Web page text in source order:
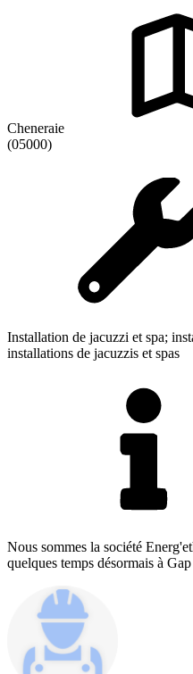
Cheneraie
(05000)
Installation de jacuzzi et spa;
installations de jacuzzis et spas
Nous sommes la société
quelques temps désormais à